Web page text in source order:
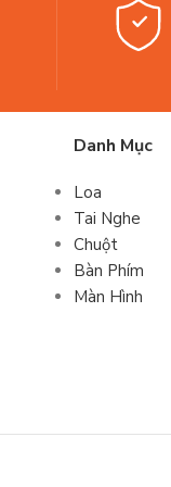
Danh Mục
Loa
Tai Nghe
Chuột
Bàn Phím
Màn Hình